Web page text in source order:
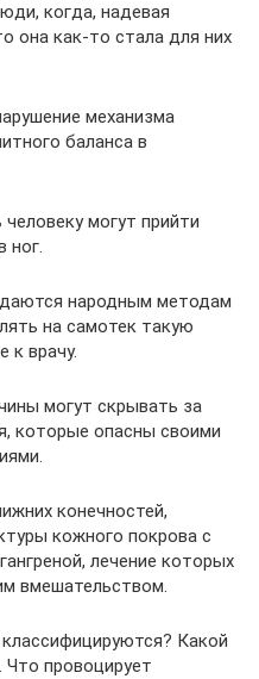
когда, надевая
как-то стала для них
механизма
баланса в
могут прийти
ног.
народным методам
на самотек такую
к врачу.
могут скрывать за
которые опасны своими
конечностей,
кожного покрова с
лечение которых
вмешательством.
Какой
провоцирует